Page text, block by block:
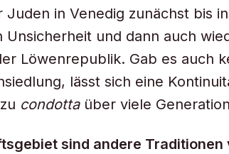
Juden in Venedig zunächst bis
Unsicherheit und dann auch
Löwenrepublik. Gab es auch
lässt sich eine
condottaüber viele
sind andere Traditionen